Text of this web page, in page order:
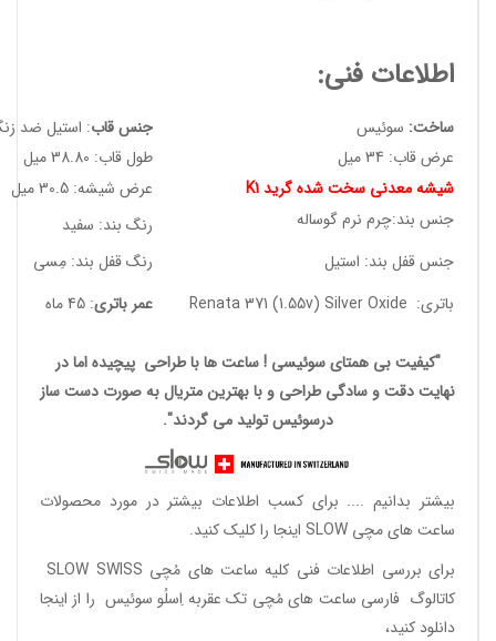
اطلاعات فنی:
ساخت: سوئیس جنس قاب: استیل ضد
عرض قاب: 34 میل
طول قاب: 38.80 میل
شیشه معدنی سخت شده گرید K1
عرض شیشه: 30.5 میل
جنس بند:چرم نرم گوساله
رنگ بند: سفید
جنس قفل بند: استیل
رنگ قفل بند: مِسی
باتری: Renata 371 (1.55v) Silver Oxide
عمر باتری: 45 ماه
"کیفیت بی همتای سوئیسی ! ساعت ها با طراحی پیچیده اما در
نهایت دقت و سادگی طراحی و با بهترین متریال به صورت دست ساز
درسوئیس تولید می گردند".
بیشتر بدانیم .... برای کسب اطلاعات بیشتر در مورد محصولات
ساعت های مچی SLOW اینجا را کلیک کنید.
برای بررسی اطلاعات فنی کلیه ساعت های مُچی SLOW SWISS
کاتالوگ فارسی ساعت های مُچی تک عقربه اِسلُو سوئیس را از اینجا
دانلود کنید،